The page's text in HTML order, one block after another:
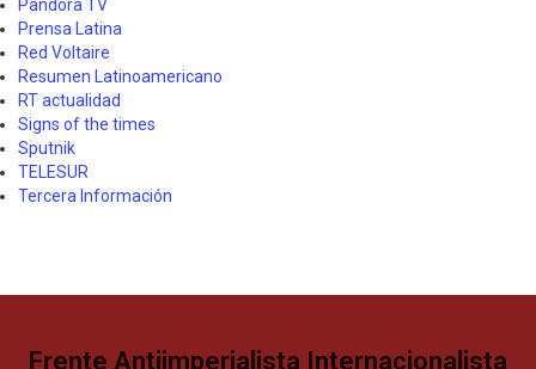
Pandora TV
Prensa Latina
Red Voltaire
Resumen Latinoamericano
RT actualidad
Signs of the times
Sputnik
TELESUR
Tercera Información
Frente Antiimperialista Internacionalista